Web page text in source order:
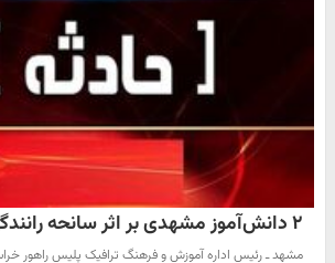
۲ دانش‌آموز مشهدی بر اثر سانحه رانندگی جان باختند
مشهد ـ رئیس اداره آموزش و فرهنگ ترافیک پلیس راهور